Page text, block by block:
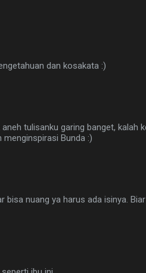
dan kosakata :)
tulisanku garing banget, kalah
menginspirasi Bunda :)
bisa nuang ya harus ada isinya.